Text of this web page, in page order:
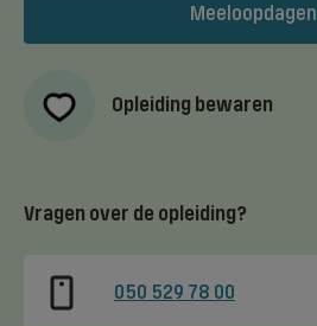
Meeloopdagen
Opleiding bewaren
Vragen over de opleiding?
050 529 78 00